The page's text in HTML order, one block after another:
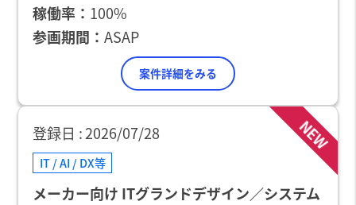
稼働率
100%
参画期間
ASAP
案件詳細をみる
NEW
登録日 2026/07/28
IT / AI / DX等
メーカー向け ITグランドデザイン／システム